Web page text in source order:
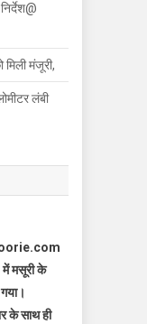
मिली मंजूरी,
लंबी
में मसूरी के
के साथ ही